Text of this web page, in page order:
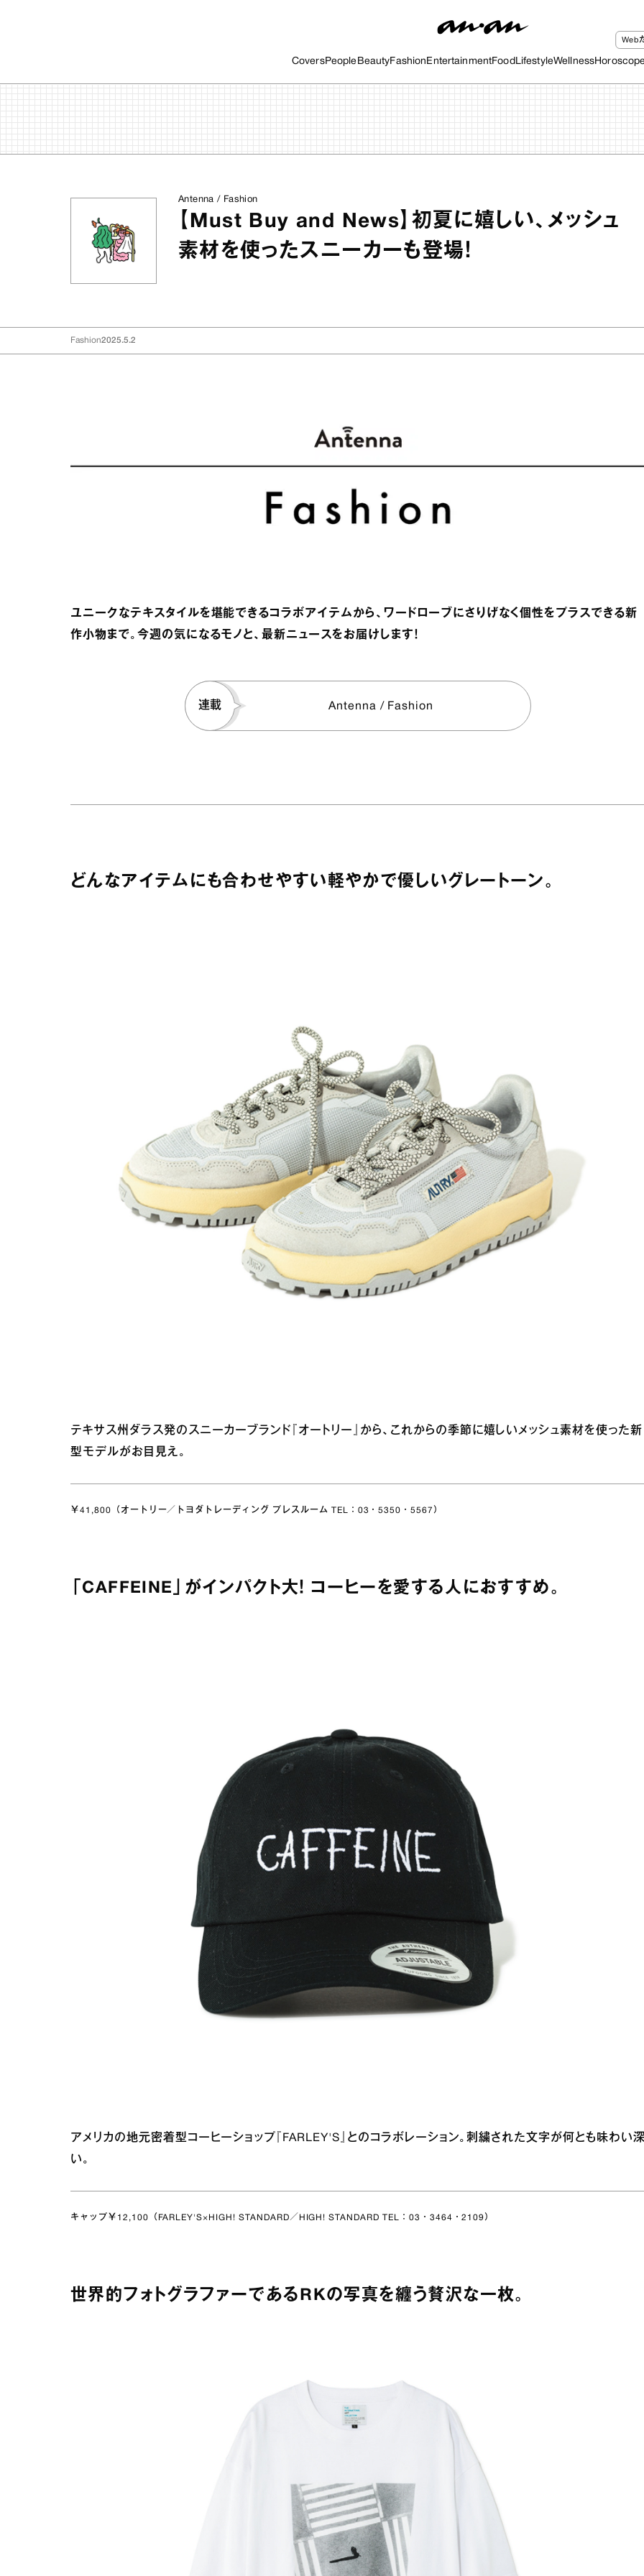
CoversPeople BeautyFashion EntertainmentFood LifestyleWellness
Web
Antenna / Fashion
【Must Buy and News】初夏に嬉しい、メッシュ
素材を使ったスニーカーも登場！
Fashion2025.5.2
ユニークなテキスタイルを堪能できるコラボアイテムから、ワードローブにさりげなく個性をプラスできる新
作小物まで。今週の気になるモノと、最新ニュースをお届けします！
連載 Antenna / Fashion
どんなアイテムにも合わせやすい軽やかで優しいグレートーン。
テキサス州ダラス発のスニーカーブランド『オートリー』から、これからの季節に嬉しいメッシュ素材を使った新
型モデルがお目見え。
￥41,800（オートリー／トヨダトレーディング プレスルーム TEL：03・5350・5567）
「CAFFEINE」がインパクト大！ コーヒーを愛する人におすすめ。
アメリカの地元密着型コーヒーショップ『FARLEY'S』とのコラボレーション。刺繍された文字が何とも味わい
い。
キャップ￥12,100（FARLEY'S×HIGH! STANDARD／HIGH! STANDARD TEL：03・3464・2109）
世界的フォトグラファーであるRKの写真を纏う贅沢な一枚。